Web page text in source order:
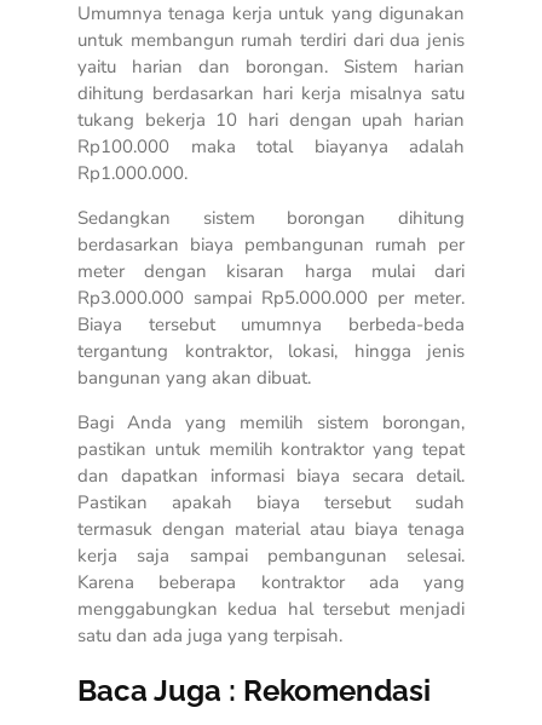
Umumnya tenaga kerja untuk yang digunakan
untuk membangun rumah terdiri dari dua jenis
yaitu harian dan borongan. Sistem harian
dihitung berdasarkan hari kerja misalnya satu
tukang bekerja 10 hari dengan upah harian
Rp100.000 maka total biayanya adalah
Rp1.000.000.
Sedangkan sistem borongan dihitung
berdasarkan biaya pembangunan rumah per
meter dengan kisaran harga mulai dari
Rp3.000.000 sampai Rp5.000.000 per meter.
Biaya tersebut umumnya berbeda-beda
tergantung kontraktor, lokasi, hingga jenis
bangunan yang akan dibuat.
Bagi Anda yang memilih sistem borongan,
pastikan untuk memilih kontraktor yang tepat
dan dapatkan informasi biaya secara detail.
Pastikan apakah biaya tersebut sudah
termasuk dengan material atau biaya tenaga
kerja saja sampai pembangunan selesai.
Karena beberapa kontraktor ada yang
menggabungkan kedua hal tersebut menjadi
satu dan ada juga yang terpisah.
Baca Juga : Rekomendasi